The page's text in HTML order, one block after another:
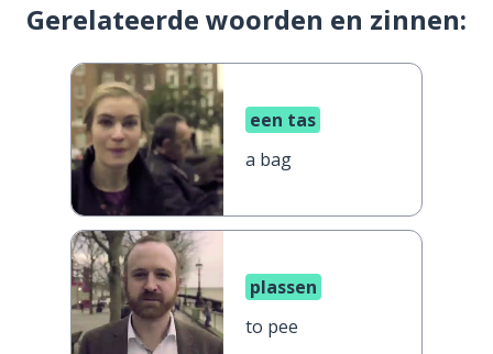
Gerelateerde woorden en zinnen:
een tas
a bag
plassen
to pee